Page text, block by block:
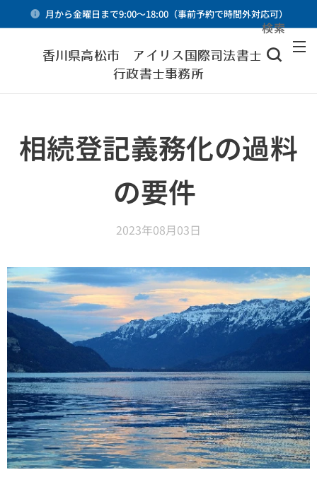
月から金曜日まで9:00～18:00（事前予約で時間外対応可）
香川県高松市 アイリス国際司法書士・
行政書士事務所
検索
相続登記義務化の過料
の要件
2023年08月03日